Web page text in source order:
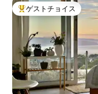
大好評のゲストチョイ
ゲストチョイス